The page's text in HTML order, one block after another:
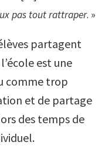
pas tout rattraper. »
partagent
est une
comme trop
et de partage
des temps de